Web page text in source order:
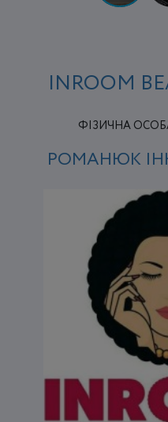
INROOM
ФІЗИЧНА
РОМАНЮК